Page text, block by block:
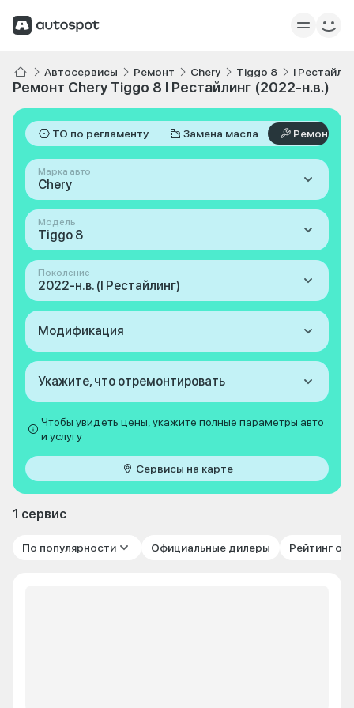
Автосервисы Ремонт Chery Tiggo 8 I
Ремонт Chery Tiggo 8 I Рестайлинг (2022-н.в.)
ТО по регламенту Замена масла Ремонт
Марка авто
Chery
Модель
Tiggo 8
Поколение
2022-н.в. (I Рестайлинг)
Модификация
Укажите, что отремонтировать
Чтобы увидеть цены, укажите полные параметры авто
и услугу
Сервисы на карте
1 сервис
По популярности Официальные дилеры Рейтинг